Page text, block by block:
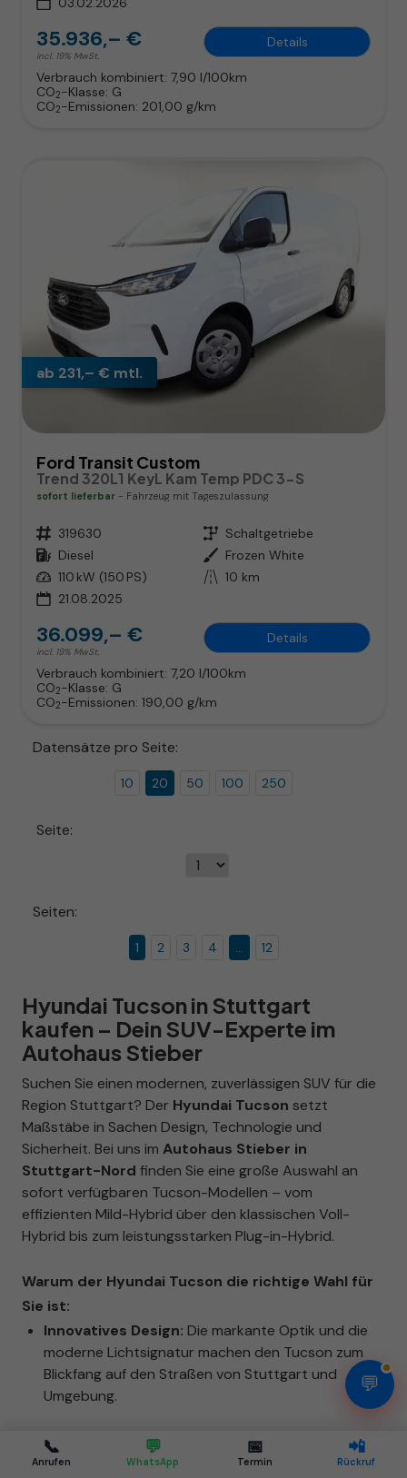
35.936,– €
incl. 19% MwSt.
Details
Verbrauch kombiniert: 7,90 l/100km
CO2-Klasse: G
CO2-Emissionen: 201,00 g/km
ab 231,– € mtl.
Ford Transit Custom
Trend 320L1 KeyL Kam Temp PDC 3-S
sofort lieferbar Fahrzeug mit Tageszulassung
Fahrzeugnr. 319630 Getriebe Schaltgetriebe
Kraftstoff Diesel Außenfarbe Frozen White
Leistung 110 kW (150 PS) Kilometerstand 10 km
21.08.2025
36.099,– €
incl. 19% MwSt.
Details
Verbrauch kombiniert: 7,20 l/100km
CO2-Klasse: G
CO2-Emissionen: 190,00 g/km
Datensätze pro Seite:
10 20 50 100 250
Seite:
Seiten:
1 2 3 4 ... 12
Hyundai Tucson in Stuttgart
kaufen – Dein SUV-Experte im
Autohaus Stieber
Suchen Sie einen modernen, zuverlässigen SUV für die
Region Stuttgart? Der Hyundai Tucson setzt
Maßstäbe in Sachen Design, Technologie und
Sicherheit. Bei uns im Autohaus Stieber in
Stuttgart-Nord finden Sie eine große Auswahl an
sofort verfügbaren Tucson-Modellen – vom
effizienten Mild-Hybrid über den klassischen Voll-
Hybrid bis zum leistungsstarken Plug-in-Hybrid.
Warum der Hyundai Tucson die richtige Wahl für
Sie ist:
Innovatives Design: Die markante Optik und die
moderne Lichtsignatur machen den Tucson zum
Blickfang auf den Straßen von Stuttgart und
Umgebung.
Modernste Antriebstechnik:Wählen Sie
zwischen verschiedenen Hybrid-Varianten für
📞
Anrufen
💬
WhatsApp
📅
Termin
📲
Rückruf
💬